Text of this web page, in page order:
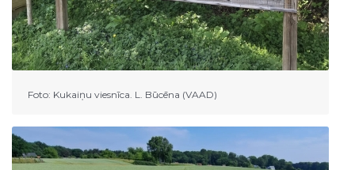
Foto: Kukaiņu viesnīca. L. Būcēna (VAAD)